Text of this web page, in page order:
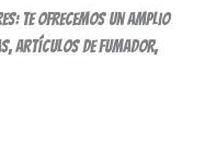
te ofrecemos un amplio
artículos de fumador,